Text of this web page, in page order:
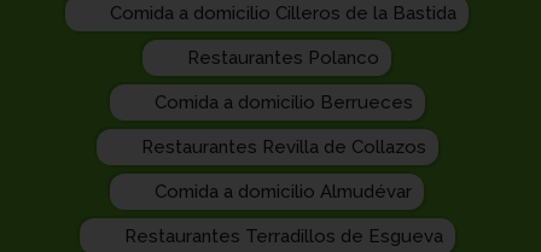
Comida a domicilio Cilleros de la Bastida
Restaurantes Polanco
Comida a domicilio Berrueces
Restaurantes Revilla de Collazos
Comida a domicilio Almudévar
Restaurantes Terradillos de Esgueva